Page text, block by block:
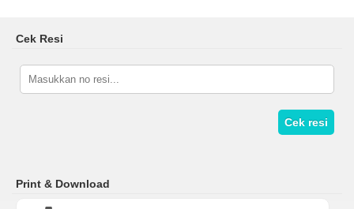
Cek Resi
Cek resi
Print & Download